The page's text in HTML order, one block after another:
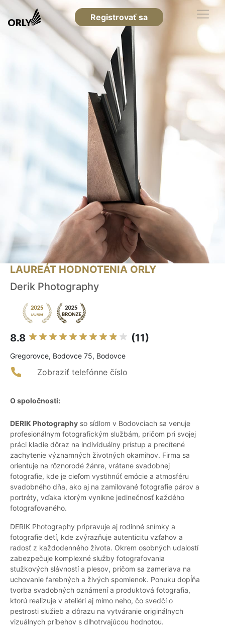
Registrovať sa
LAUREÁT HODNOTENIA ORLY
Derik Photography
8.8 (11)
Gregorovce, Bodovce 75, Bodovce
Zobraziť telefónne číslo
O spoločnosti:
DERIK Photography so sídlom v Bodovciach sa venuje
profesionálnym fotografickým službám, pričom pri svojej
práci kladie dôraz na individuálny prístup a precítené
zachytenie významných životných okamihov. Firma sa
orientuje na rôznorodé žánre, vrátane svadobnej
fotografie, kde je cieľom vystihnúť emócie a atmosféru
svadobného dňa, ako aj na zamilované fotografie párov a
portréty, vďaka ktorým vynikne jedinečnosť každého
fotografovaného.
DERIK Photography pripravuje aj rodinné snímky a
fotografie detí, kde zvýrazňuje autenticitu vzťahov a
radosť z každodenného života. Okrem osobných udalostí
zabezpečuje komplexné služby fotografovania
stužkových slávností a plesov, pričom sa zameriava na
uchovanie farebných a živých spomienok. Ponuku dopĺňa
tvorba svadobných oznámení a produktová fotografia,
ktorú realizuje v ateliéri aj mimo neho, čo svedčí o
pestrosti služieb a dôrazu na vytváranie originálnych
vizuálnych príbehov s dlhotrvajúcou hodnotou.